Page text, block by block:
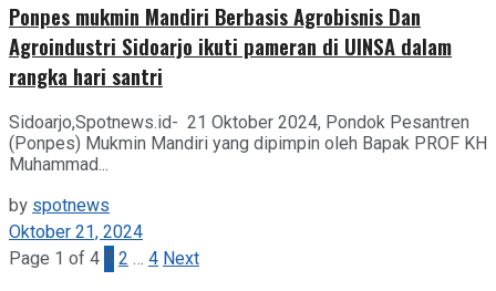
Ponpes mukmin Mandiri Berbasis Agrobisnis Dan
Agroindustri Sidoarjo ikuti pameran di UINSA dalam
rangka hari santri
Sidoarjo,Spotnews.id- 21 Oktober 2024, Pondok Pesantren
(Ponpes) Mukmin Mandiri yang dipimpin oleh Bapak PROF KH
Muhammad...
byspotnews
Oktober 21, 2024
Page 1 of 4 1 2… 4Next